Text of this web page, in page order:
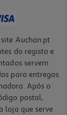
Auchan.pt
do registo e
servem
para entregas
Após o
postal,
loja que serve